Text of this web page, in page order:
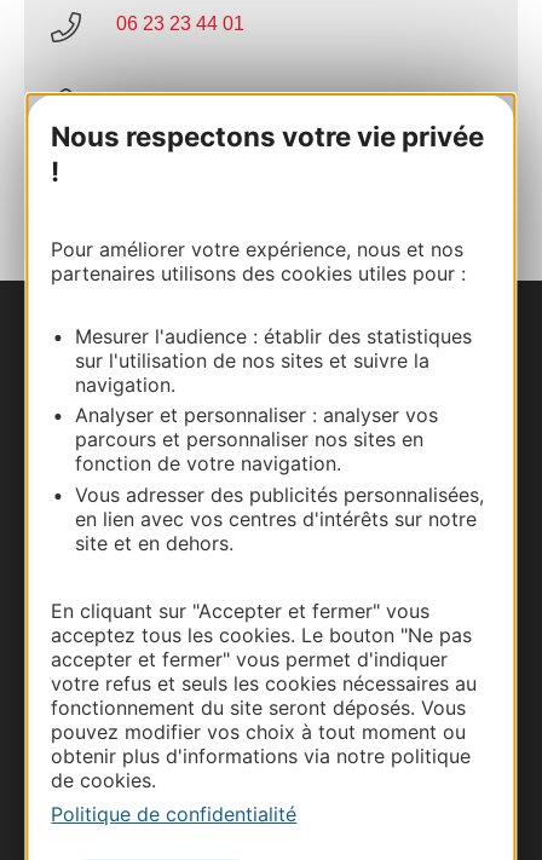
Nous respectons votre vie privée
!
Pour améliorer votre expérience, nous et nos
partenaires utilisons des cookies utiles pour :
Mesurer l'audience : établir des statistiques
sur l'utilisation de nos sites et suivre la
navigation.
Analyser et personnaliser : analyser vos
parcours et personnaliser nos sites en
fonction de votre navigation.
Vous adresser des publicités personnalisées,
en lien avec vos centres d'intérêts sur notre
site et en dehors.
En cliquant sur "Accepter et fermer" vous
acceptez tous les cookies. Le bouton "Ne pas
accepter et fermer" vous permet d'indiquer
votre refus et seuls les cookies nécessaires au
fonctionnement du site seront déposés. Vous
pouvez modifier vos choix à tout moment ou
obtenir plus d'informations via notre politique
de cookies.
Politique de confidentialité
06 23 23 44 01
E-mail
Nous contacter
Carte interactive
Documentation
Thermalisme
Business/Mice
Pros d'Occitanie